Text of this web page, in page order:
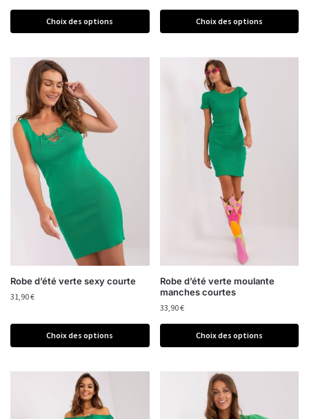
Choix des options Choix des options
Robe d’été verte sexy courte
31,90€
Choix des options
Robe d’été verte moulante
manches courtes
33,90€
Choix des options